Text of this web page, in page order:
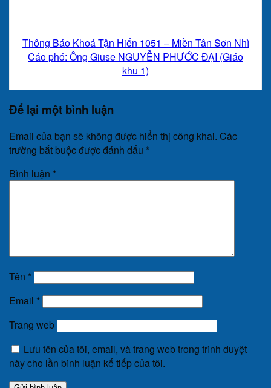
Thông Báo Khoá Tận Hiến 1051 – Miền Tân Sơn Nhì
Cáo phó: Ông Giuse NGUYỄN PHƯỚC ĐẠI (Giáo
khu 1)
Để lại một bình luận
Email của bạn sẽ không được hiển thị công khai. Các
trường bắt buộc được đánh dấu *
Bình luận *
Tên *
Email *
Trang web
Lưu tên của tôi, email, và trang web trong trình duyệt
này cho lần bình luận kế tiếp của tôi.